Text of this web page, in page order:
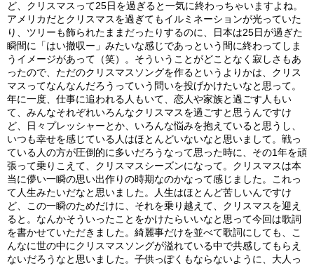
ど、クリスマスって25日を過ぎると一気に終わっちゃいますよね。
アメリカだとクリスマスを過ぎてもイルミネーションが光っていた
り、ツリーも飾られたままだったりするのに、日本は25日が過ぎた
瞬間に「はい撤収ー」みたいな感じであっという間に終わってしま
うイメージがあって（笑）。そういうことがどことなく寂しさもあ
ったので、ただのクリスマスソングを作るというよりかは、クリス
マスってなんなんだろうっていう問いを投げかけたいなと思って。
年に一度、仕事に追われる人もいて、恋人や家族と過ごす人もい
て、みんなそれぞれいろんなクリスマスを過ごすと思うんですけ
ど、日々プレッシャーとか、いろんな悩みを抱えていると思うし、
いつも幸せを感じている人はほとんどいないなと思いまして。戦っ
ている人の方が圧倒的に多いだろうなって思った時に、その1年を頑
張って乗りこえて、クリスマスシーズンになって。クリスマスは本
当に儚い一瞬の思い出作りの時期なのかなって感じました。これっ
て人生みたいだなと思いました。人生はほとんど苦しいんですけ
ど、この一瞬のためだけに、それを乗り越えて、クリスマスを迎え
ると。なんかそういったことをかけたらいいなと思って今回は歌詞
を書かせていただきました。綺麗事だけを並べて歌詞にしても、こ
んなに世の中にクリスマスソングが溢れている中で共感してもらえ
ないだろうなと思いました。子供っぽくもならないように、大人っ